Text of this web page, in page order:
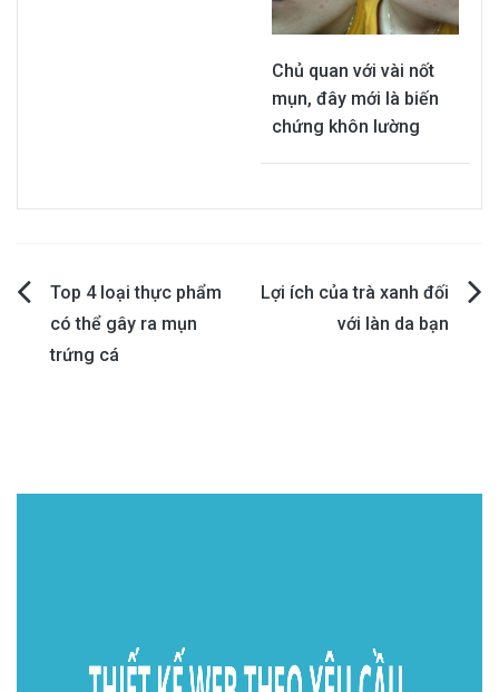
Chủ quan với vài nốt
mụn, đây mới là biến
chứng khôn lường
Post
navigation
Top 4 loại thực phẩm
có thể gây ra mụn
trứng cá
Lợi ích của trà xanh đối
với làn da bạn